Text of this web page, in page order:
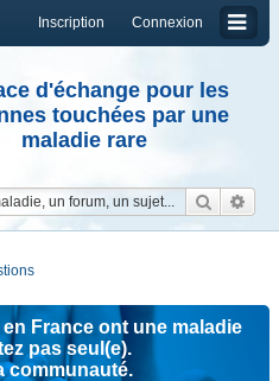
Connexion
Inscription
d'échange pour les
touchées par une
maladie rare
France ont une maladie
pas seul(e).
communauté.